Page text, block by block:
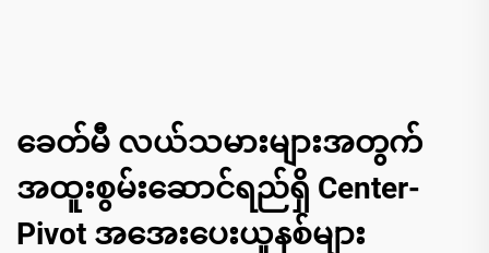
ခေတ်မီ လယ်သမားများအတွက်
အထူးစွမ်းဆောင်ရည်ရှိ Center-
Pivot အအေးပေးယူနစ်များ